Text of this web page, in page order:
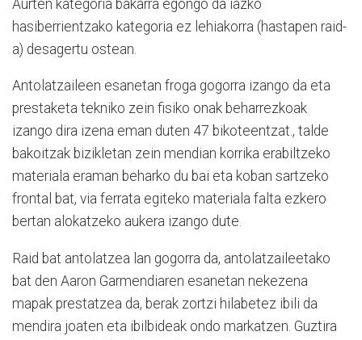
Aurten kategoria bakarra egongo da iazko
hasiberrientzako kategoria ez lehiakorra (hastapen raid-
a) desagertu ostean.
Antolatzaileen esanetan froga gogorra izango da eta
prestaketa tekniko zein fisiko onak beharrezkoak
izango dira izena eman duten 47 bikoteentzat., talde
bakoitzak bizikletan zein mendian korrika erabiltzeko
materiala eraman beharko du bai eta koban sartzeko
frontal bat, via ferrata egiteko materiala falta ezkero
bertan alokatzeko aukera izango dute.
Raid bat antolatzea lan gogorra da, antolatzaileetako
bat den Aaron Garmendiaren esanetan nekezena
mapak prestatzea da, berak zortzi hilabetez ibili da
mendira joaten eta ibilbideak ondo markatzen. Guztira